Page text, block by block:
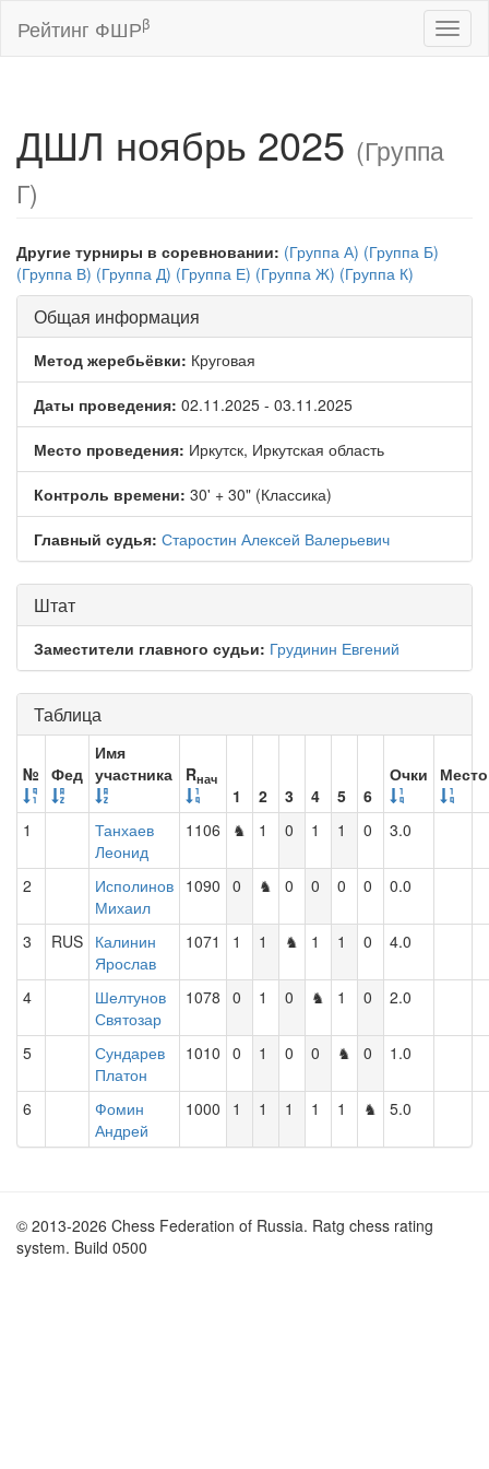
Рейтинг ФШРβ
ДШЛ ноябрь 2025 (Группа
Г)
Другие турниры в соревновании: (Группа А) (Группа Б)
(Группа В) (Группа Д) (Группа Е) (Группа Ж) (Группа К)
Общая информация
Метод жеребьёвки: Круговая
Даты проведения: 02.11.2025 - 03.11.2025
Место проведения: Иркутск, Иркутская область
Контроль времени: 30' + 30" (Классика)
Главный судья: Старостин Алексей Валерьевич
Штат
Заместители главного судьи: Грудинин Евгений
Таблица
№ Фед
Имя
участника
Rнач
1 2 3 4 5 6
Очки Место
1
Танхаев
Леонид
1106 ♞ 1 0 1 1 0 3.0
2
Исполинов
Михаил
1090 0 ♞ 0 0 0 0 0.0
3 RUS Калинин
Ярослав
1071 1 1 ♞ 1 1 0 4.0
4
Шелтунов
Святозар
1078 0 1 0 ♞ 1 0 2.0
5
Сундарев
Платон
1010 0 1 0 0 ♞ 0 1.0
6
Фомин
Андрей
1000 1 1 1 1 1 ♞ 5.0
© 2013-2026 Chess Federation of Russia. Ratg chess rating
system. Build 0500